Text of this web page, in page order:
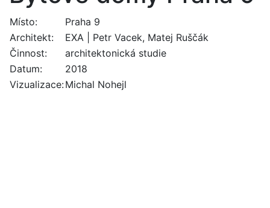
Místo:
Praha 9
Architekt:
EXA | Petr Vacek, Matej Ruščák
Činnost:
architektonická studie
Datum:
2018
Vizualizace:Michal Nohejl